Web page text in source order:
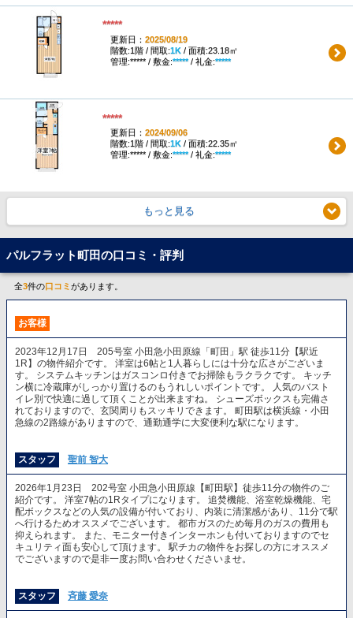
*****
更新日： 2025/08/19
階数:1階 / 間取:1K/ 面積:23.18㎡
管理:***** / 敷金:*****/ 礼金:*****
*****
更新日： 2024/09/06
階数:1階 / 間取:1K/ 面積:22.35㎡
管理:***** / 敷金:*****/ 礼金:*****
もっと見る
パルフラット町田の口コミ・評判
全3件の口コミ があります。
お客様
2023年12月17日 205号室 小田急小田原線「町田」駅 徒歩11分【駅近
1R】の物件紹介です。 洋室は6帖と1人暮らしには十分な広さがございま
す。 システムキッチンはガスコンロ付きでお掃除もラクラクです。 キッチ
ン横に冷蔵庫がしっかり置けるのもうれしいポイントです。 人気のバスト
イレ別で快適に過して頂くことが出来ますね。 シューズボックスも完備さ
れておりますので、玄関周りもスッキリできます。 町田駅は横浜線・小田
急線の2路線がありますので、通勤通学に大変便利な駅になります。
スタッフ 聖前 智大
2026年1月23日 202号室 小田急小田原線【町田駅】徒歩11分の物件のご
紹介です。 洋室7帖の1Rタイプになります。 追焚機能、浴室乾燥機能、宅
配ボックスなどの人気の設備が付いており、内装に清潔感があり、11分で駅
へ行けるためオススメでございます。 都市ガスのため毎月のガスの費用も
抑えられます。 また、モニター付きインターホンも付いておりますのでセ
キュリティ面も安心して頂けます。 駅チカの物件をお探しの方にオススメ
でございますので是非一度お問い合わせくださいませ。
スタッフ 斉藤 愛奈